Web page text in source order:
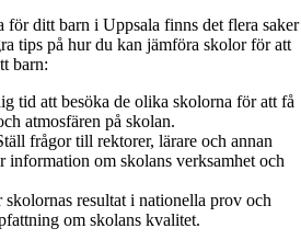
för ditt barn i Uppsala finns det flera saker
tips på hur du kan jämföra skolor för att
barn:
tid att besöka de olika skolorna för att få
atmosfären på skolan.
frågor till rektorer, lärare och annan
information om skolans verksamhet och
skolornas resultat i nationella prov och
om skolans kvalitet.